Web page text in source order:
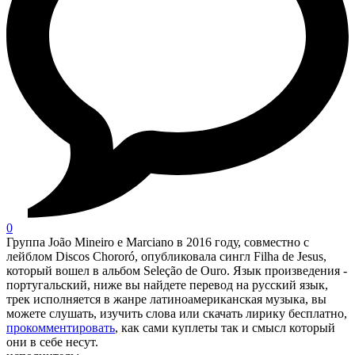
0
Группа João Mineiro e Marciano в 2016 году, совместно с
лейблом Discos Chororó, опубликовала сингл Filha de Jesus,
который вошел в альбом Seleção de Ouro. Язык произведения -
португальский, ниже вы найдете перевод на русский язык,
трек исполняется в жанре латиноамериканская музыка, вы
можете слушать, изучить слова или скачать лирику бесплатно,
прокомментировать, как сами куплеты так и смысл который
они в себе несут.